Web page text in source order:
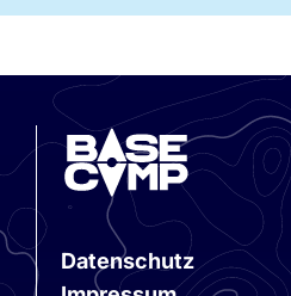
Datenschutz